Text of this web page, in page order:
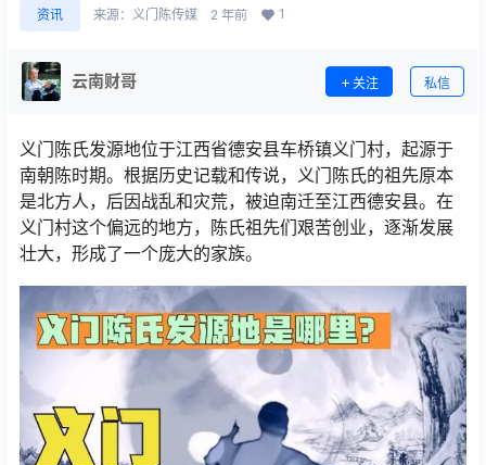
资讯 来源： 义门陈传媒 2 年前 1
云南财哥 关注 私信
义门陈氏发源地位于江西省德安县车桥镇义门村，起源于
南朝陈时期。根据历史记载和传说，义门陈氏的祖先原本
是北方人，后因战乱和灾荒，被迫南迁至江西德安县。在
义门村这个偏远的地方，陈氏祖先们艰苦创业，逐渐发展
壮大，形成了一个庞大的家族。